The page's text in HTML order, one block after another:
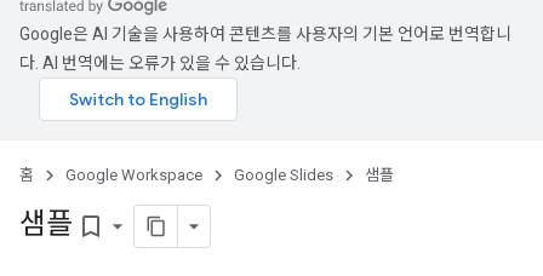
Google은 AI 기술을 사용하여 콘텐츠를 사용자의 기본 언어로 번역합니
다. AI 번역에는 오류가 있을 수 있습니다.
홈 Google Workspace Google Slides 샘플
샘플 bookmark_border